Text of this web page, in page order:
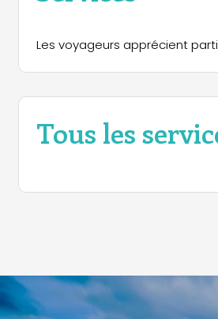
Les voyageurs apprécient
Tous les